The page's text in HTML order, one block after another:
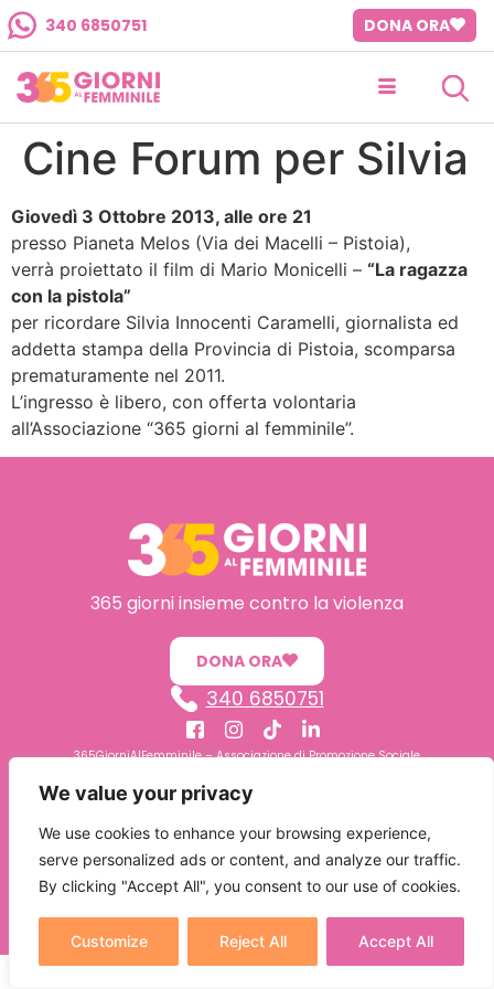
We value your privacy
We use cookies to enhance your browsing experience,
serve personalized ads or content, and analyze our traffic.
By clicking "Accept All", you consent to our use of cookies.
Customize Reject All Accept All
340 6850751 DONA ORA
Cine Forum per Silvia
Giovedì 3 Ottobre 2013, alle ore 21
presso Pianeta Melos (Via dei Macelli – Pistoia),
verrà proiettato il film di Mario Monicelli – “La ragazza
con la pistola”
per ricordare Silvia Innocenti Caramelli, giornalista ed
addetta stampa della Provincia di Pistoia, scomparsa
prematuramente nel 2011.
L’ingresso è libero, con offerta volontaria
all’Associazione “365 giorni al femminile”.
365 giorni insieme contro la violenza
DONA ORA
340 6850751
365GiorniAlFemminile – Associazione di Promozione Sociale
P. IVA 01720920477 – COD.FISC. 91022080476
L’Associazione ha posto in essere tutti gli adeguamenti previsti dal GDPR UE 2016/679
“Regolamento Europeo in materia di Protezione dei dati Personali”